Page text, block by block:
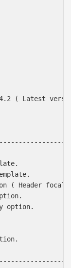
v4.2 ( Latest
( Header focal
option.